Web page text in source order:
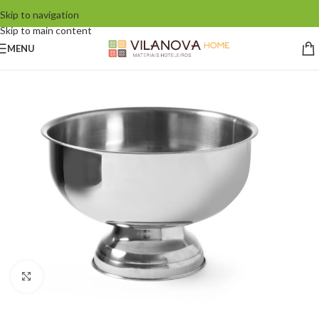
Skip to navigation
Skip to main content
MENU
Click to enlarge